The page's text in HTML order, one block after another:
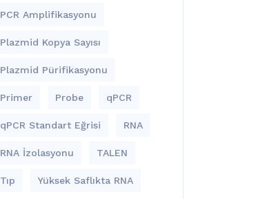
PCR Amplifikasyonu
Plazmid Kopya Sayısı
Plazmid Pürifikasyonu
Primer Probe qPCR
qPCR Standart Eğrisi RNA
RNA İzolasyonu TALEN
Tıp Yüksek Saflıkta RNA